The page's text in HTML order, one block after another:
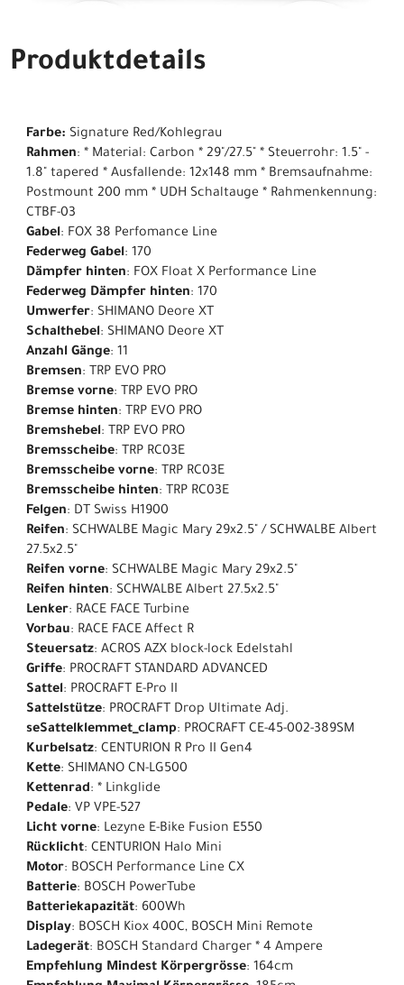
Produktdetails
Farbe: Signature Red/Kohlegrau
Rahmen: * Material: Carbon * 29"/27.5" * Steuerrohr: 1.5" -
1.8" tapered * Ausfallende: 12x148 mm * Bremsaufnahme:
Postmount 200 mm * UDH Schaltauge * Rahmenkennung:
CTBF-03
Gabel: FOX 38 Perfomance Line
Federweg Gabel: 170
Dämpfer hinten: FOX Float X Performance Line
Federweg Dämpfer hinten: 170
Umwerfer: SHIMANO Deore XT
Schalthebel: SHIMANO Deore XT
Anzahl Gänge: 11
Bremsen: TRP EVO PRO
Bremse vorne: TRP EVO PRO
Bremse hinten: TRP EVO PRO
Bremshebel: TRP EVO PRO
Bremsscheibe: TRP RC03E
Bremsscheibe vorne: TRP RC03E
Bremsscheibe hinten: TRP RC03E
Felgen: DT Swiss H1900
Reifen: SCHWALBE Magic Mary 29x2.5" / SCHWALBE Albert
27.5x2.5"
Reifen vorne: SCHWALBE Magic Mary 29x2.5"
Reifen hinten: SCHWALBE Albert 27.5x2.5"
Lenker: RACE FACE Turbine
Vorbau: RACE FACE Affect R
Steuersatz: ACROS AZX block-lock Edelstahl
Griffe: PROCRAFT STANDARD ADVANCED
Sattel: PROCRAFT E-Pro II
Sattelstütze: PROCRAFT Drop Ultimate Adj.
seSattelklemmet_clamp: PROCRAFT CE-45-002-389SM
Kurbelsatz: CENTURION R Pro II Gen4
Kette: SHIMANO CN-LG500
Kettenrad: * Linkglide
Pedale: VP VPE-527
Licht vorne: Lezyne E-Bike Fusion E550
Rücklicht: CENTURION Halo Mini
Motor: BOSCH Performance Line CX
Batterie: BOSCH PowerTube
Batteriekapazität: 600Wh
Display: BOSCH Kiox 400C, BOSCH Mini Remote
Ladegerät: BOSCH Standard Charger * 4 Ampere
Empfehlung Mindest Körpergrösse: 164cm